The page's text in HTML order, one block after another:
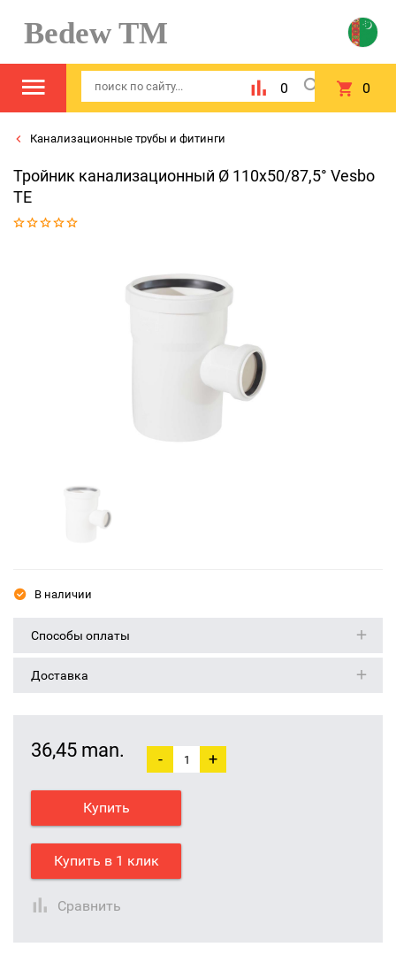
Bedew TM
0 0
Канализационные трубы и фитинги
Тройник канализационный Ø 110х50/87,5° Vesbo
TE
В наличии
Способы оплаты
Доставка
36,45 man. - +
Купить
Купить в 1 клик
Сравнить